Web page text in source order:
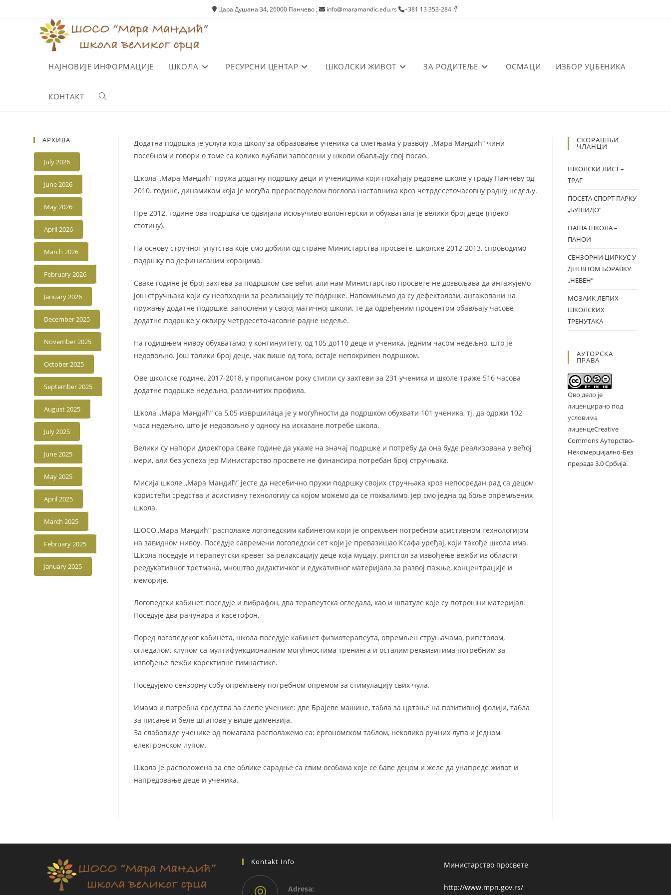
Цара Душана 34, 26000 Панчево ; info@maramandic.edu.rs +381 13 353-284
НАЈНОВИЈЕ ИНФОРМАЦИЈЕ ШКОЛА РЕСУРСНИ ЦЕНТАР ШКОЛСКИ ЖИВОТ ЗА РОДИТЕЉЕ ОСМАЦИ ИЗБОР УЏБЕНИКА
КОНТАКТ Toggle
Додатна подршка је услуга која школу за образовање ученика са сметњама у развоју ,,Мара Мандић“ чини
посебном и говори о томе са колико љубави запослени у школи обављају свој посао.
Школа ,,Мара Мандић” пружа додатну подршку деци и ученицима који похађају редовне школе у граду Панчеву од
2010. године, динамиком која је могућа прерасподелом послова наставника кроз четрдесеточасовну радну недељу.
Пре 2012. године ова подршка се одвијала искључиво волонтерски и обухватала је велики број деце (преко
стотину).
На основу стручног упутства које смо добили од стране Министарства просвете, школске 2012-2013, спроводимо
подршку по дефинисаним корацима.
Сваке године је број захтева за подршком све већи, али нам Министарство просвете не дозвољава да ангажујемо
још стручњака који су неопходни за реализацију те подршке. Напомињемо да су дефектолози, ангажовани на
пружању додатне подршке, запослени у својој матичној школи, те да одређеним процентом обављају часове
додатне подршке у оквиру четрдесеточасовне радне недеље.
На годишњем нивоу обухватамо, у континуитету, од 105 до110 деце и ученика, једним часом недељно, што је
недовољно. Још толики број деце, чак више од тога, остаје непокривен подршком.
Ове школске године, 2017-2018, у прописаном року стигли су захтеви за 231 ученика и школе траже 516 часова
додатне подршке недељно, различитих профила.
Школа ,,Мара Мандић“ са 5,05 извршилаца је у могућности да подршком обухвати 101 ученика, тј. да одржи 102
часа недељно, што је недовољно у односу на исказане потребе школа.
Велики су напори директора сваке године да укаже на значај подршке и потребу да она буде реализована у већој
мери, али без успеха јер Министарство просвете не финансира потребан број стручњака.
Мисија школе ,,Мара Мандић” јесте да несебично пружи подршку својих стручњака кроз непосредан рад са децом
користећи средства и асистивну технологију са којом можемо да се похвалимо, јер смо једна од боље опремљених
школа.
ШОСО,,Мара Мандић“ располаже логопедским кабинетом који је опремљен потребном асистивном технологијом
на завидном нивоу. Поседује савремени логопедски сет који је превазишао Ксафа уређај, који такође школа има.
Школа поседује и терапеутски кревет за релаксацију деце која муцају, рипстол за извођење вежби из области
реедукативног третмана, мноштво дидактичког и едукативног материјала за развој пажње, концентрације и
меморије.
Логопедски кабинет поседује и вибрафон, два терапеутска огледала, као и шпатуле које су потрошни материјал.
Поседује два рачунара и касетофон.
Поред логопедског кабинета, школа поседује кабинет физиотерапеута, опремљен струњачама, рипстолом,
огледалом, клупом са мултифункционалним могућностима тренинга и осталим реквизитима потребним за
извођење вежби корективне гимнастике.
Поседујемо сензорну собу опремљену потребном опремом за стимулацију свих чула.
Имамо и потребна средства за слепе ученике: две Брајеве машине, табла за цртање на позитивној фолији, табла
за писање и беле штапове у више димензија.
За слабовиде ученике од помагала располажемо са: ергономском таблом, неколико ручних лупа и једном
електронском лупом.
Школа је расположена за све облике сарадње са свим особама које се баве децом и желе да унапреде живот и
напредовање деце и ученика.
АРХИВА
July 2026
June 2026
May 2026
April 2026
March 2026
February 2026
January 2026
December 2025
November 2025
October 2025
September 2025
August 2025
July 2025
June 2025
May 2025
April 2025
March 2025
February 2025
January 2025
СКОРАШЊИ
ЧЛАНЦИ
ШКОЛСКИ ЛИСТ –
ТРАГ
ПОСЕТА СПОРТ ПАРКУ
„БУШИДО“
НАША ШКОЛА –
ПАНОИ
СЕНЗОРНИ ЦИРКУС У
ДНЕВНОМ БОРАВКУ
„НЕВЕН”
МОЗАИК ЛЕПИХ
ШКОЛСКИХ
ТРЕНУТАКА
АУТОРСКА
ПРАВА
Ово дело је
лиценцирано под
условима
лиценцеCreative
Commons Ауторство-
Некомерцијално-Без
прерада 3.0 Србија.
Kontakt Info
Adresа:
Министарство просвете
http://www.mpn.gov.rs/